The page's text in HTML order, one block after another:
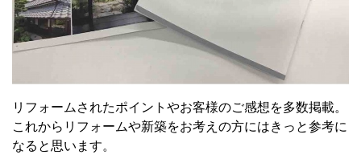
リフォームされたポイントやお客様のご感想を多数掲載。
これからリフォームや新築をお考えの方にはきっと参考に
なると思います。